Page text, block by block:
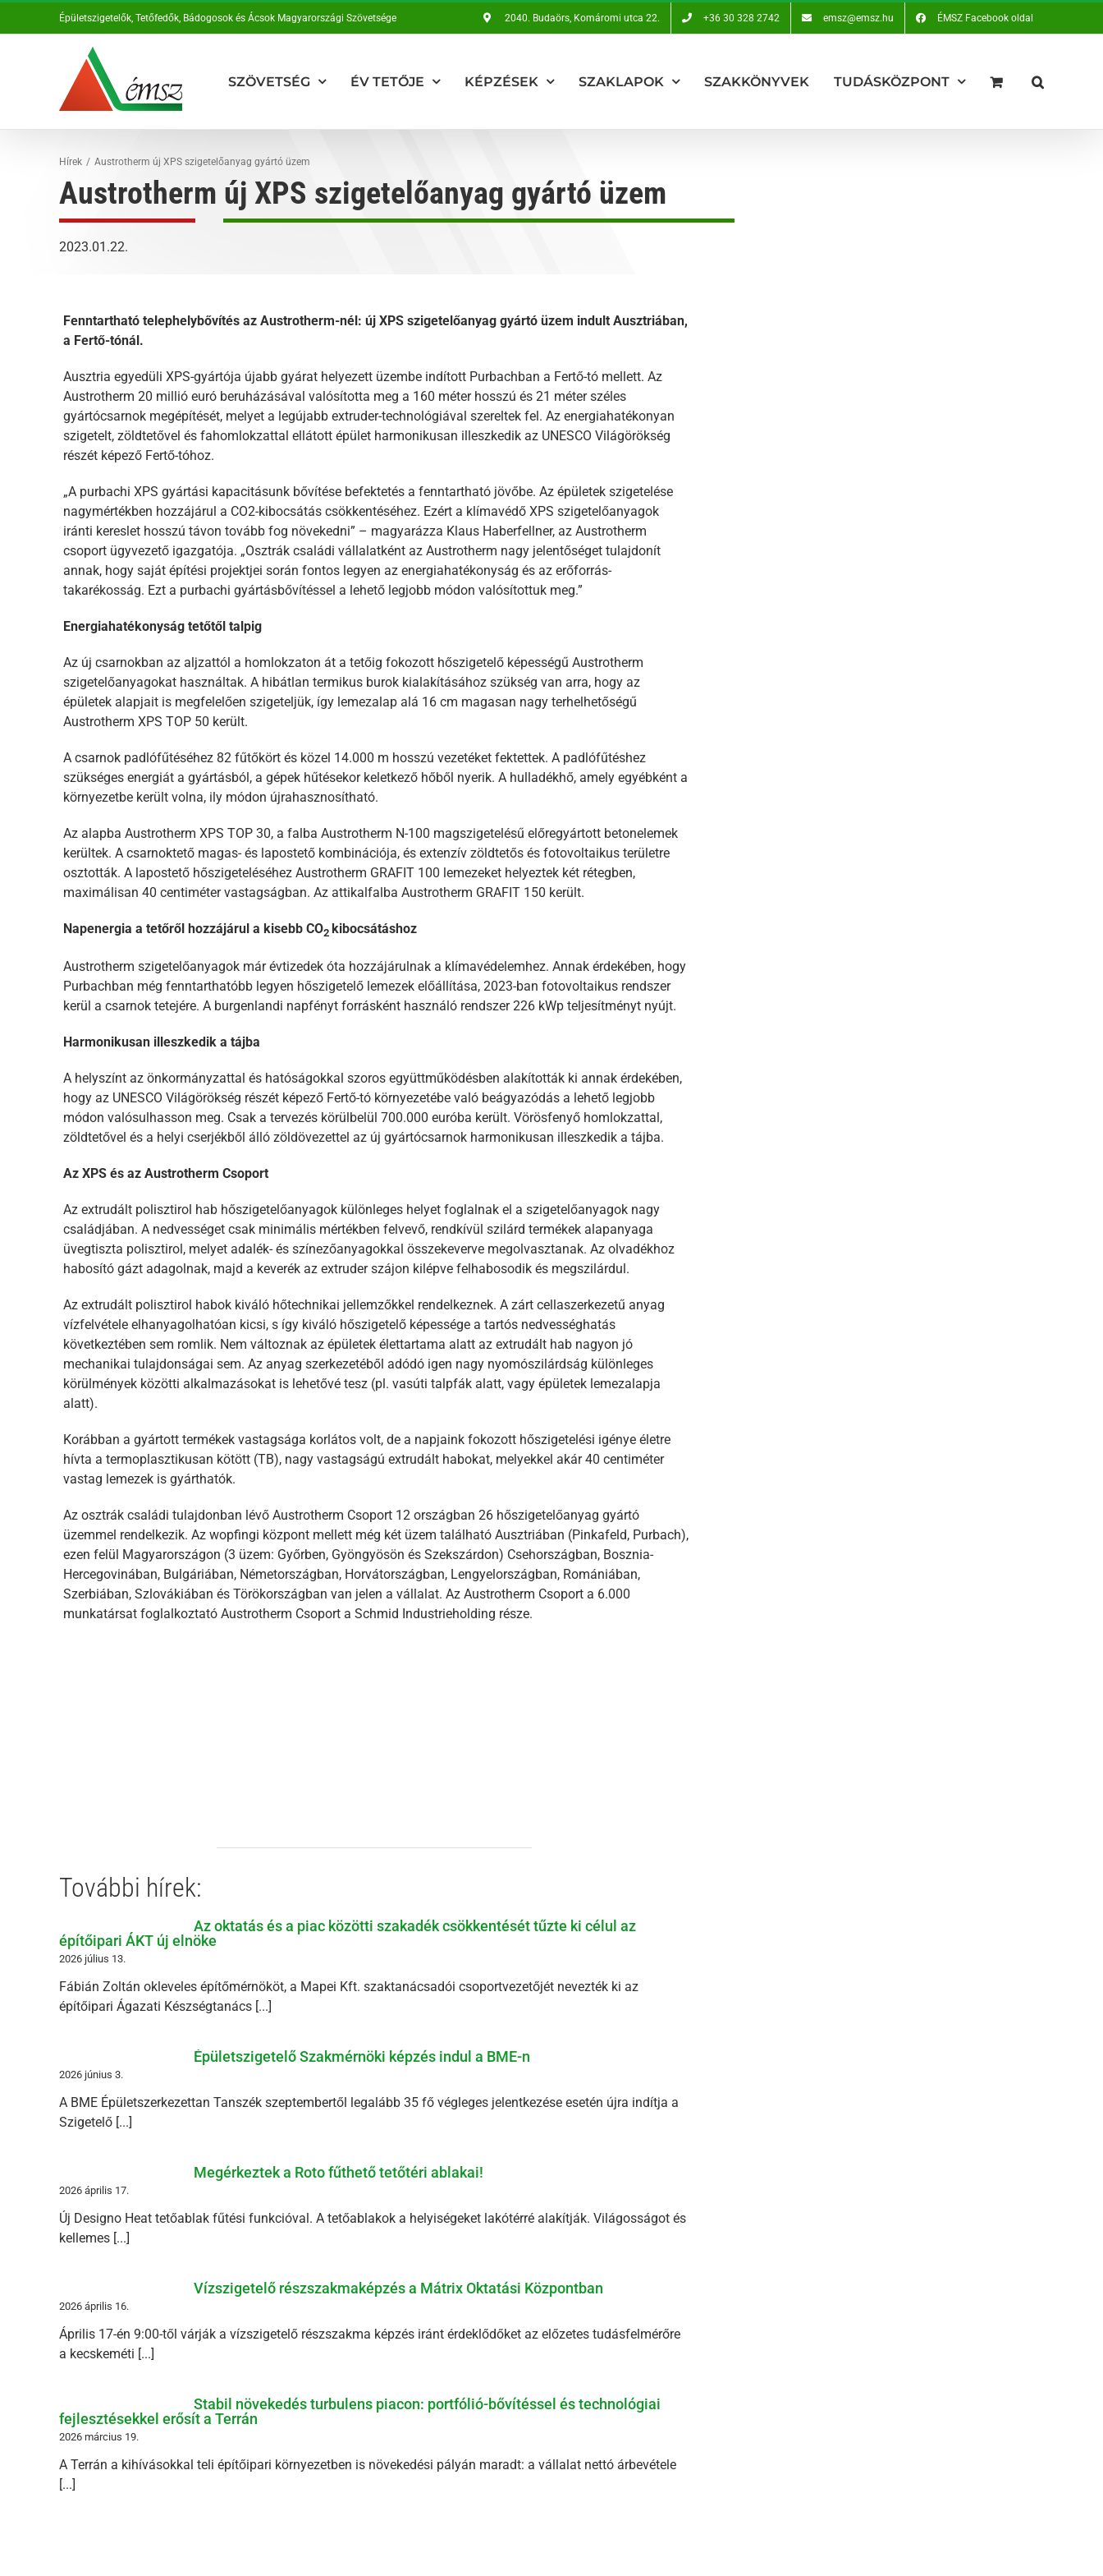
Épületszigetelők, Tetőfedők, Bádogosok és Ácsok Magyarországi Szövetsége 2040. Budaörs, Komáromi utca 22. +36 30 328 2742 emsz@emsz.hu ÉMSZ Facebook oldal
SZÖVETSÉG ÉV TETŐJE KÉPZÉSEK SZAKLAPOK SZAKKÖNYVEK TUDÁSKÖZPONT
Hírek Austrotherm új XPS szigetelőanyag gyártó üzem
Austrotherm új XPS szigetelőanyag gyártó üzem
2023.01.22.
Fenntartható telephelybővítés az Austrotherm-nél: új XPS szigetelőanyag gyártó üzem indult Ausztriában,
a Fertő-tónál.
Ausztria egyedüli XPS-gyártója újabb gyárat helyezett üzembe indított Purbachban a Fertő-tó mellett. Az
Austrotherm 20 millió euró beruházásával valósította meg a 160 méter hosszú és 21 méter széles
gyártócsarnok megépítését, melyet a legújabb extruder-technológiával szereltek fel. Az energiahatékonyan
szigetelt, zöldtetővel és fahomlokzattal ellátott épület harmonikusan illeszkedik az UNESCO Világörökség
részét képező Fertő-tóhoz.
„A purbachi XPS gyártási kapacitásunk bővítése befektetés a fenntartható jövőbe. Az épületek szigetelése
nagymértékben hozzájárul a CO2-kibocsátás csökkentéséhez. Ezért a klímavédő XPS szigetelőanyagok
iránti kereslet hosszú távon tovább fog növekedni” – magyarázza Klaus Haberfellner, az Austrotherm
csoport ügyvezető igazgatója. „Osztrák családi vállalatként az Austrotherm nagy jelentőséget tulajdonít
annak, hogy saját építési projektjei során fontos legyen az energiahatékonyság és az erőforrás-
takarékosság. Ezt a purbachi gyártásbővítéssel a lehető legjobb módon valósítottuk meg.”
Energiahatékonyság tetőtől talpig
Az új csarnokban az aljzattól a homlokzaton át a tetőig fokozott hőszigetelő képességű Austrotherm
szigetelőanyagokat használtak. A hibátlan termikus burok kialakításához szükség van arra, hogy az
épületek alapjait is megfelelően szigeteljük, így lemezalap alá 16 cm magasan nagy terhelhetőségű
Austrotherm XPS TOP 50 került.
A csarnok padlófűtéséhez 82 fűtőkört és közel 14.000 m hosszú vezetéket fektettek. A padlófűtéshez
szükséges energiát a gyártásból, a gépek hűtésekor keletkező hőből nyerik. A hulladékhő, amely egyébként a
környezetbe került volna, ily módon újrahasznosítható.
Az alapba Austrotherm XPS TOP 30, a falba Austrotherm N-100 magszigetelésű előregyártott betonelemek
kerültek. A csarnoktető magas- és lapostető kombinációja, és extenzív zöldtetős és fotovoltaikus területre
osztották. A lapostető hőszigeteléséhez Austrotherm GRAFIT 100 lemezeket helyeztek két rétegben,
maximálisan 40 centiméter vastagságban. Az attikalfalba Austrotherm GRAFIT 150 került.
Napenergia a tetőről hozzájárul a kisebb CO2 kibocsátáshoz
Austrotherm szigetelőanyagok már évtizedek óta hozzájárulnak a klímavédelemhez. Annak érdekében, hogy
Purbachban még fenntarthatóbb legyen hőszigetelő lemezek előállítása, 2023-ban fotovoltaikus rendszer
kerül a csarnok tetejére. A burgenlandi napfényt forrásként használó rendszer 226 kWp teljesítményt nyújt.
Harmonikusan illeszkedik a tájba
A helyszínt az önkormányzattal és hatóságokkal szoros együttműködésben alakították ki annak érdekében,
hogy az UNESCO Világörökség részét képező Fertő-tó környezetébe való beágyazódás a lehető legjobb
módon valósulhasson meg. Csak a tervezés körülbelül 700.000 euróba került. Vörösfenyő homlokzattal,
zöldtetővel és a helyi cserjékből álló zöldövezettel az új gyártócsarnok harmonikusan illeszkedik a tájba.
Az XPS és az Austrotherm Csoport
Az extrudált polisztirol hab hőszigetelőanyagok különleges helyet foglalnak el a szigetelőanyagok nagy
családjában. A nedvességet csak minimális mértékben felvevő, rendkívül szilárd termékek alapanyaga
üvegtiszta polisztirol, melyet adalék- és színezőanyagokkal összekeverve megolvasztanak. Az olvadékhoz
habosító gázt adagolnak, majd a keverék az extruder szájon kilépve felhabosodik és megszilárdul.
Az extrudált polisztirol habok kiváló hőtechnikai jellemzőkkel rendelkeznek. A zárt cellaszerkezetű anyag
vízfelvétele elhanyagolhatóan kicsi, s így kiváló hőszigetelő képessége a tartós nedvességhatás
következtében sem romlik. Nem változnak az épületek élettartama alatt az extrudált hab nagyon jó
mechanikai tulajdonságai sem. Az anyag szerkezetéből adódó igen nagy nyomószilárdság különleges
körülmények közötti alkalmazásokat is lehetővé tesz (pl. vasúti talpfák alatt, vagy épületek lemezalapja
alatt).
Korábban a gyártott termékek vastagsága korlátos volt, de a napjaink fokozott hőszigetelési igénye életre
hívta a termoplasztikusan kötött (TB), nagy vastagságú extrudált habokat, melyekkel akár 40 centiméter
vastag lemezek is gyárthatók.
Az osztrák családi tulajdonban lévő Austrotherm Csoport 12 országban 26 hőszigetelőanyag gyártó
üzemmel rendelkezik. Az wopfingi központ mellett még két üzem található Ausztriában (Pinkafeld, Purbach),
ezen felül Magyarországon (3 üzem: Győrben, Gyöngyösön és Szekszárdon) Csehországban, Bosznia-
Hercegovinában, Bulgáriában, Németországban, Horvátországban, Lengyelországban, Romániában,
Szerbiában, Szlovákiában és Törökországban van jelen a vállalat. Az Austrotherm Csoport a 6.000
munkatársat foglalkoztató Austrotherm Csoport a Schmid Industrieholding része.
További hírek:
Az oktatás és a piac közötti szakadék csökkentését tűzte ki célul az
építőipari ÁKT új elnöke
2026 július 13.
Fábián Zoltán okleveles építőmérnököt, a Mapei Kft. szaktanácsadói csoportvezetőjét nevezték ki az
építőipari Ágazati Készségtanács [...]
Épületszigetelő Szakmérnöki képzés indul a BME-n
2026 június 3.
A BME Épületszerkezettan Tanszék szeptembertől legalább 35 fő végleges jelentkezése esetén újra indítja a
Szigetelő [...]
Megérkeztek a Roto fűthető tetőtéri ablakai!
2026 április 17.
Új Designo Heat tetőablak fűtési funkcióval. A tetőablakok a helyiségeket lakótérré alakítják. Világosságot és
kellemes [...]
Vízszigetelő részszakmaképzés a Mátrix Oktatási Központban
2026 április 16.
Április 17-én 9:00-től várják a vízszigetelő részszakma képzés iránt érdeklődőket az előzetes tudásfelmérőre
a kecskeméti [...]
Stabil növekedés turbulens piacon: portfólió-bővítéssel és technológiai
fejlesztésekkel erősít a Terrán
2026 március 19.
A Terrán a kihívásokkal teli építőipari környezetben is növekedési pályán maradt: a vállalat nettó árbevétele
[...]